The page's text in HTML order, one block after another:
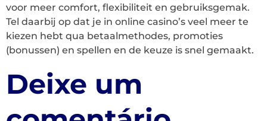
voor meer comfort, flexibiliteit en gebruiksgemak.
Tel daarbij op dat je in online casino’s veel meer te
kiezen hebt qua betaalmethodes, promoties
(bonussen) en spellen en de keuze is snel gemaakt.
Deixe um